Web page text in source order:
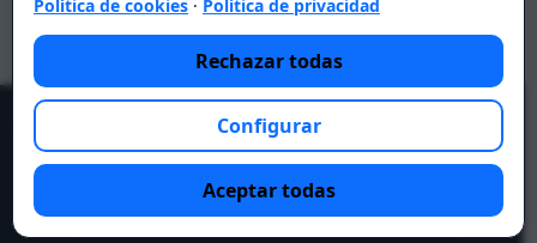
Lo esencial es tu salud, lo esencial
eres tú.
Política de privacidad
Política de cookies · Política de privacidad
Rechazar todas
Configurar
Aceptar todas